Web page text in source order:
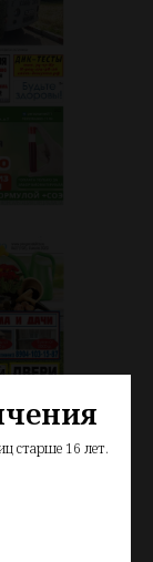
старше 16 лет.